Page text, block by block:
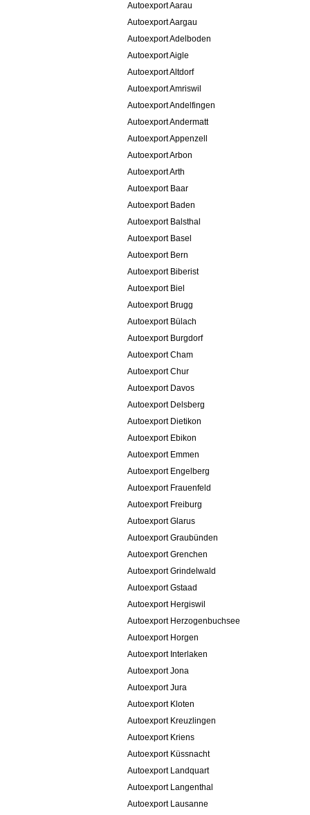
Autoexport Aarau
Autoexport Aargau
Autoexport Adelboden
Autoexport Aigle
Autoexport Altdorf
Autoexport Amriswil
Autoexport Andelfingen
Autoexport Andermatt
Autoexport Appenzell
Autoexport Arbon
Autoexport Arth
Autoexport Baar
Autoexport Baden
Autoexport Balsthal
Autoexport Basel
Autoexport Bern
Autoexport Biberist
Autoexport Biel
Autoexport Brugg
Autoexport Bülach
Autoexport Burgdorf
Autoexport Cham
Autoexport Chur
Autoexport Davos
Autoexport Delsberg
Autoexport Dietikon
Autoexport Ebikon
Autoexport Emmen
Autoexport Engelberg
Autoexport Frauenfeld
Autoexport Freiburg
Autoexport Glarus
Autoexport Graubünden
Autoexport Grenchen
Autoexport Grindelwald
Autoexport Gstaad
Autoexport Hergiswil
Autoexport Herzogenbuchsee
Autoexport Horgen
Autoexport Interlaken
Autoexport Jona
Autoexport Jura
Autoexport Kloten
Autoexport Kreuzlingen
Autoexport Kriens
Autoexport Küssnacht
Autoexport Landquart
Autoexport Langenthal
Autoexport Lausanne